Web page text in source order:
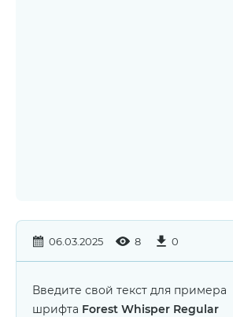
06.03.2025 8 0
Введите свой текст для примера
шрифта Forest Whisper Regular